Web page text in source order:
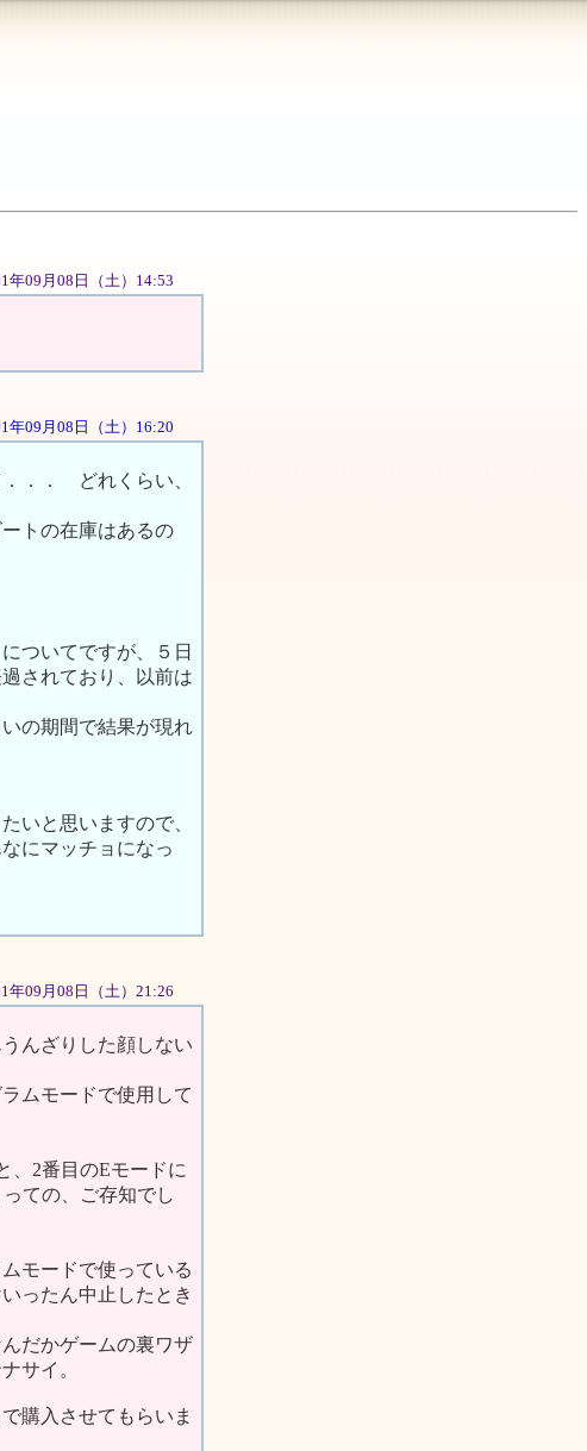
年09月08日（土）14:53
年09月08日（土）16:20
．． どれくらい、
トの在庫はあるの
ついてですが、５日
されており、以前は
の期間で結果が現れ
いと思いますので、
にマッチョになっ
年09月08日（土）21:26
んざりした顔しない
ムモードで使用して
、2番目のEモードに
ての、ご存知でし
モードで使っている
ったん中止したとき
だかゲームの裏ワザ
サイ。
購入させてもらいま